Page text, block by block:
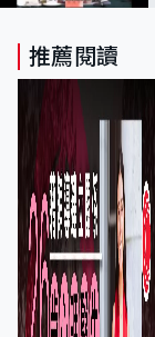
推薦閱讀